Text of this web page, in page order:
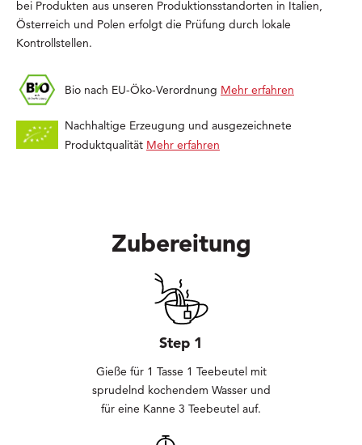
bei Produkten aus unseren Produktionsstandorten in Italien,
Österreich und Polen erfolgt die Prüfung durch lokale
Kontrollstellen.
Bio nach EU-Öko-Verordnung Mehr erfahren
Nachhaltige Erzeugung und ausgezeichnete
Produktqualität Mehr erfahren
Zubereitung
Step 1
Gieße für 1 Tasse 1 Teebeutel mit
sprudelnd kochendem Wasser und
für eine Kanne 3 Teebeutel auf.